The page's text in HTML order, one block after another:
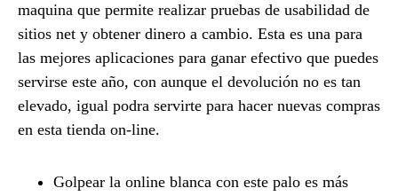
maquina que permite realizar pruebas de usabilidad de
sitios net y obtener dinero a cambio. Esta es una para
las mejores aplicaciones para ganar efectivo que puedes
servirse este año, con aunque el devolución no es tan
elevado, igual podra servirte para hacer nuevas compras
en esta tienda on-line.
Golpear la online blanca con este palo es más